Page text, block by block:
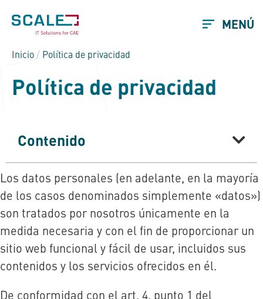
MENÚ
Inicio / Política de privacidad
Política de privacidad
Contenido
Los datos personales (en adelante, en la mayoría
de los casos denominados simplemente «datos»)
son tratados por nosotros únicamente en la
medida necesaria y con el fin de proporcionar un
sitio web funcional y fácil de usar, incluidos sus
contenidos y los servicios ofrecidos en él.
De conformidad con el art. 4, punto 1 del